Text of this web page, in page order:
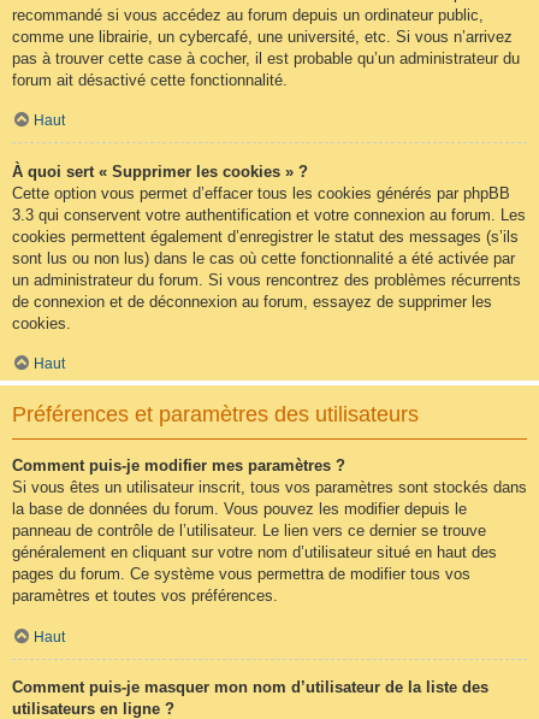
recommandé si vous accédez au forum depuis un ordinateur public,
comme une librairie, un cybercafé, une université, etc. Si vous n’arrivez
pas à trouver cette case à cocher, il est probable qu’un administrateur du
forum ait désactivé cette fonctionnalité.
Haut
À quoi sert « Supprimer les cookies » ?
Cette option vous permet d’effacer tous les cookies générés par phpBB
3.3 qui conservent votre authentification et votre connexion au forum. Les
cookies permettent également d’enregistrer le statut des messages (s’ils
sont lus ou non lus) dans le cas où cette fonctionnalité a été activée par
un administrateur du forum. Si vous rencontrez des problèmes récurrents
de connexion et de déconnexion au forum, essayez de supprimer les
cookies.
Haut
Préférences et paramètres des utilisateurs
Comment puis-je modifier mes paramètres ?
Si vous êtes un utilisateur inscrit, tous vos paramètres sont stockés dans
la base de données du forum. Vous pouvez les modifier depuis le
panneau de contrôle de l’utilisateur. Le lien vers ce dernier se trouve
généralement en cliquant sur votre nom d’utilisateur situé en haut des
pages du forum. Ce système vous permettra de modifier tous vos
paramètres et toutes vos préférences.
Haut
Comment puis-je masquer mon nom d’utilisateur de la liste des
utilisateurs en ligne ?